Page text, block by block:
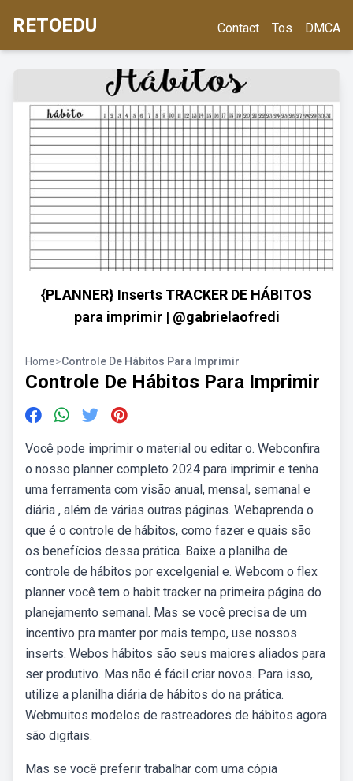
RETOEDU Contact Tos DMCA
{PLANNER} Inserts TRACKER DE HÁBITOS
para imprimir | @gabrielaofredi
Home>Controle De Hábitos Para Imprimir
Controle De Hábitos Para Imprimir
Você pode imprimir o material ou editar o. Webconfira
o nosso planner completo 2024 para imprimir e tenha
uma ferramenta com visão anual, mensal, semanal e
diária , além de várias outras páginas. Webaprenda o
que é o controle de hábitos, como fazer e quais são
os benefícios dessa prática. Baixe a planilha de
controle de hábitos por excelgenial e. Webcom o flex
planner você tem o habit tracker na primeira página do
planejamento semanal. Mas se você precisa de um
incentivo pra manter por mais tempo, use nossos
inserts. Webos hábitos são seus maiores aliados para
ser produtivo. Mas não é fácil criar novos. Para isso,
utilize a planilha diária de hábitos do na prática.
Webmuitos modelos de rastreadores de hábitos agora
são digitais.
Mas se você preferir trabalhar com uma cópia